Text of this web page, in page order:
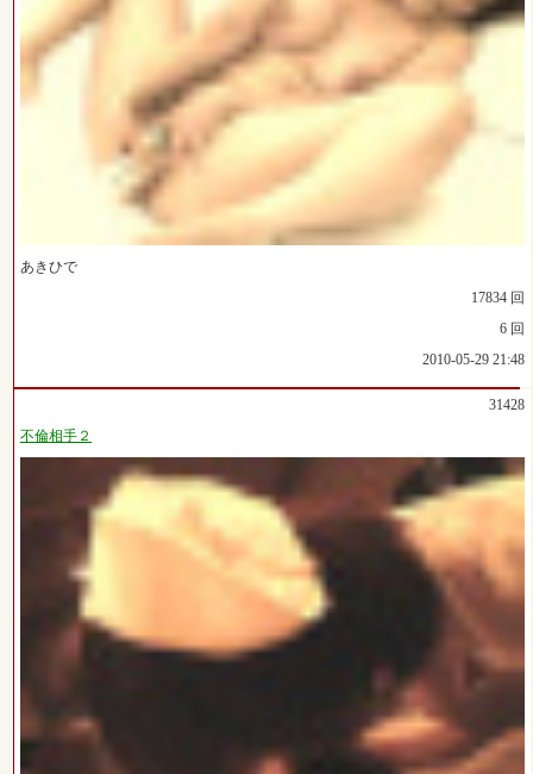
あきひで
17834 回
6 回
2010-05-29 21:48
31428
不倫相手２